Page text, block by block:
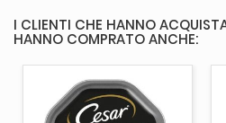
I CLIENTI CHE HANNO
HANNO COMPRATO ANCHE: